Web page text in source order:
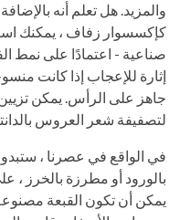
والمزيد. هل تعلم أنه
كإكسسوار زفاف ، يمكنك
صناعية - اعتمادًا على نمط
إثارة للإعجاب إذا كانت
جاهز على الرأس. يمكن
لتصفيفة شعر العروس
في الواقع في عصرنا ،
بالورود أو مطرزة بالخرز ،
يمكن أن تكون القبعة